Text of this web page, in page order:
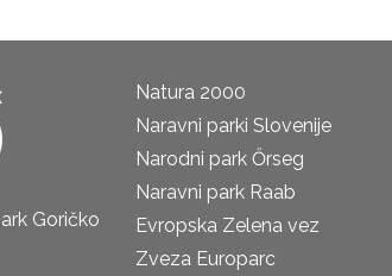
Goričko
Natura 2000
Naravni parki Slovenije
Narodni park Őrseg
Naravni park Raab
Evropska Zelena vez
Zveza Europarc